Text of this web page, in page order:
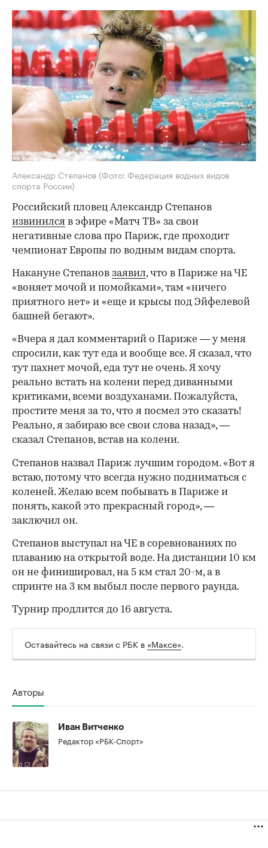
Александр Степанов (Фото: Федерация водных видов
спорта России)
Российский пловец Александр Степанов
извинился в эфире «Матч ТВ» за свои
негативные слова про Париж, где проходит
чемпионат Европы по водным видам спорта.
Накануне Степанов заявил, что в Париже на ЧЕ
«воняет мочой и помойками», там «ничего
приятного нет» и «еще и крысы под Эйфелевой
башней бегают».
«Вчера я дал комментарий о Париже — у меня
спросили, как тут еда и вообще все. Я сказал, что
тут пахнет мочой, еда тут не очень. Я хочу
реально встать на колени перед диванными
критиками, всеми воздуханами. Пожалуйста,
простите меня за то, что я посмел это сказать!
Реально, я забираю все свои слова назад», —
сказал Степанов, встав на колени.
00:00 00:00
Степанов назвал Париж лучшим городом. «Вот я
встаю, потому что всегда нужно подниматься с
коленей. Желаю всем побывать в Париже и
понять, какой это прекрасный город», —
заключил он.
Степанов выступал на ЧЕ в соревнованиях по
плаванию на открытой воде. На дистанции 10 км
он не финишировал, на 5 км стал 20-м, а в
спринте на 3 км выбыл после первого раунда.
Турнир продлится до 16 августа.
Оставайтесь на связи с РБК в «Максе».
Авторы
Иван Витченко
Редактор «РБК-Спорт»